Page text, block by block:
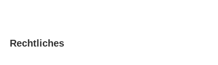
Rechtliches